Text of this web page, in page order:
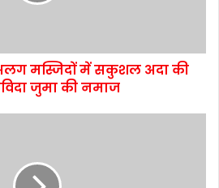
मस्जिदों में सकुशल अदा की
जुमा की नमाज